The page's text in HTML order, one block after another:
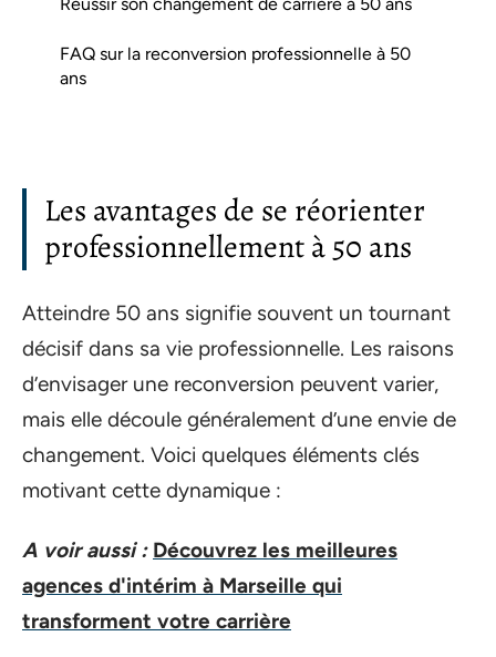
FAQ sur la reconversion professionnelle à 50
ans
Les avantages de se réorienter
professionnellement à 50 ans
Atteindre 50 ans signifie souvent un tournant
décisif dans sa vie professionnelle. Les raisons
d’envisager une reconversion peuvent varier,
mais elle découle généralement d’une envie de
changement. Voici quelques éléments clés
motivant cette dynamique :
A voir aussi : Découvrez les meilleures
agences d'intérim à Marseille qui
transforment votre carrière